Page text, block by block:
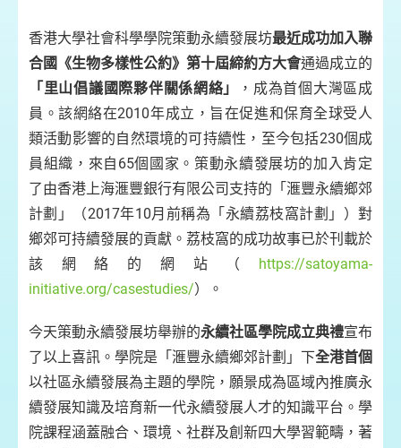
香港大學社會科學學院策動永續發展坊最近成功加入聯
合國《生物多樣性公約》第十屆締約方大會通過成立的
「里山倡議國際夥伴關係網絡」
，成為首個大灣區成
員。該網絡在2010年成立，旨在促進和保育全球受人
類活動影響的自然環境的可持續性，至今包括230個成
員組織，來自65個國家。策動永續發展坊的加入肯定
了由香港上海滙豐銀行有限公司支持的「滙豐永續鄉郊
計劃」（2017年10月前稱為「永續荔枝窩計劃」）對
鄉郊可持續發展的貢獻。荔枝窩的成功故事已於刊載於
該網絡的網站（ https://satoyama-
initiative.org/casestudies/）。
今天策動永續發展坊舉辦的永續社區學院成立典禮宣布
了以上喜訊。學院是「滙豐永續鄉郊計劃」下全港首個
以社區永續發展為主題的學院，願景成為區域內推廣永
續發展知識及培育新一代永續發展人才的知識平台。學
院課程涵蓋融合、環境、社群及創新四大學習範疇，著